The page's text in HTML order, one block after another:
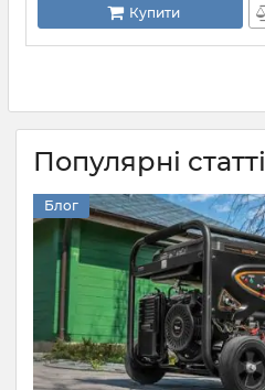
Купити
Популярні статті
Блог